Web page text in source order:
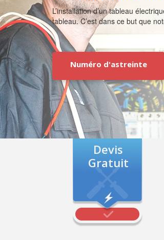
L’installation d’un tableau
tableau. C’est dans ce but que
Numéro d'astreinte
Devis
Gratuit